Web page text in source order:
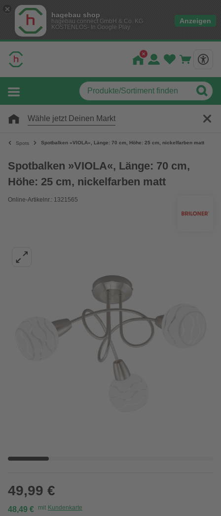
hagebau shop
hagebau connect GmbH & Co. KG
KOSTENLOS- In Google Play
Anzeigen
Wähle jetzt Deinen Markt
Spots Spotbalken »VIOLA«, Länge: 70 cm, Höhe: 25 cm, nickelfarben matt
Spotbalken »VIOLA«, Länge: 70 cm,
Höhe: 25 cm, nickelfarben matt
Online-Artikelnr.: 1321565
49,99 €
48,49 € mit Kundenkarte